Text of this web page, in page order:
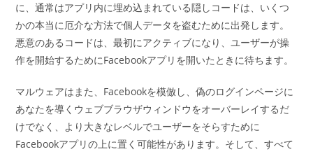
に、通常はアプリ内に埋め込まれている隠しコードは、いくつ
かの本当に厄介な方法で個人データを盗むために出発します。
悪意のあるコードは、最初にアクティブになり、ユーザーが操
作を開始するためにFacebookアプリを開いたときに待ちます。
マルウェアはまた、Facebookを模倣し、偽のログインページに
あなたを導くウェブブラウザウィンドウをオーバーレイするだ
けでなく、より大きなレベルでユーザーをそらすために
Facebookアプリの上に置く可能性があります。そして、すべて